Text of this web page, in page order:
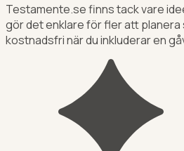
Testamente.se finns tack vare
gör det enklare för fler att planera
kostnadsfri när du inkluderar en